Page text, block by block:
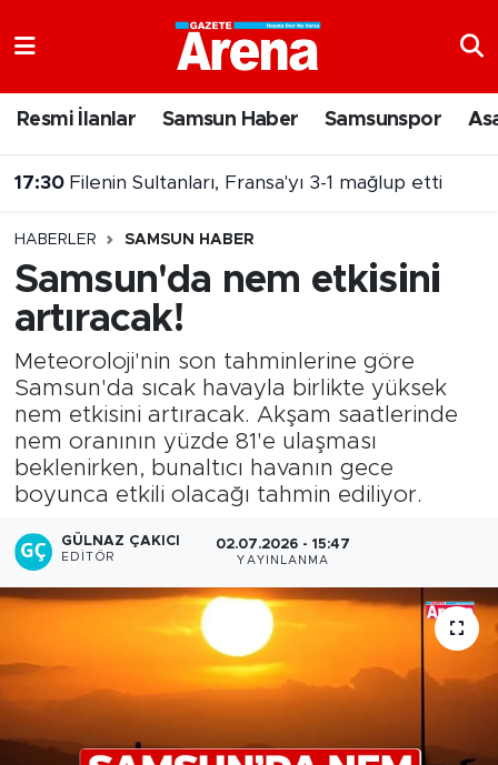
Resmi İlanlar Samsun Haber Samsunspor
HABERLER SAMSUN HABER
Samsun'da nem etkisini
artıracak!
Meteoroloji'nin son tahminlerine göre
Samsun'da sıcak havayla birlikte yüksek
nem etkisini artıracak. Akşam saatlerinde
nem oranının yüzde 81'e ulaşması
beklenirken, bunaltıcı havanın gece
boyunca etkili olacağı tahmin ediliyor.
GÜLNAZ ÇAKICI
EDITÖR
02.07.2026 - 15:47
YAYINLANMA
Samsun Namaz Vakitleri
Süper Lig Puan Durumu ve Fikstür
Tüm Manşetler
Son Dakika Haberleri
Haber Arşivi